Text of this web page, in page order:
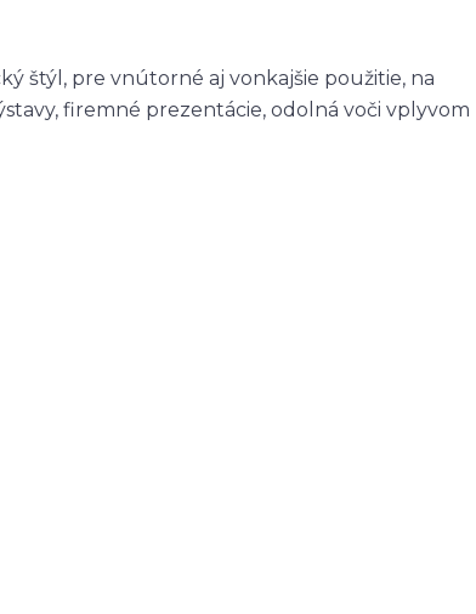
štýl, pre vnútorné aj vonkajšie použitie, na
firemné prezentácie, odolná voči vplyvom